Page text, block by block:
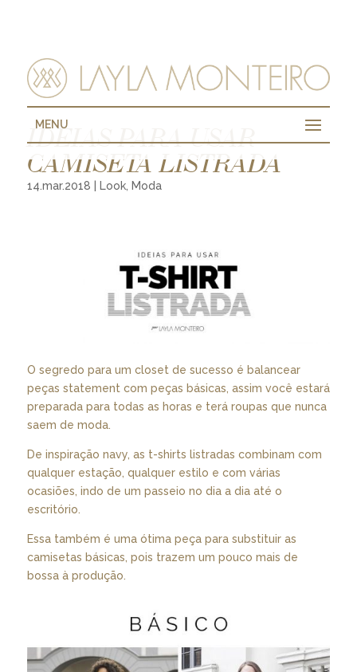
MENU
IDEIAS PARA USAR
CAMISETA LISTRADA
14.mar.2018 Look, Moda
O segredo para um closet de sucesso é balancear
peças statement com peças básicas, assim você estará
preparada para todas as horas e terá roupas que nunca
saem de moda.
De inspiração navy, as t-shirts listradas combinam com
qualquer estação, qualquer estilo e com várias
ocasiões, indo de um passeio no dia a dia até o
escritório.
Essa também é uma ótima peça para substituir as
camisetas básicas, pois trazem um pouco mais de
bossa à produção.